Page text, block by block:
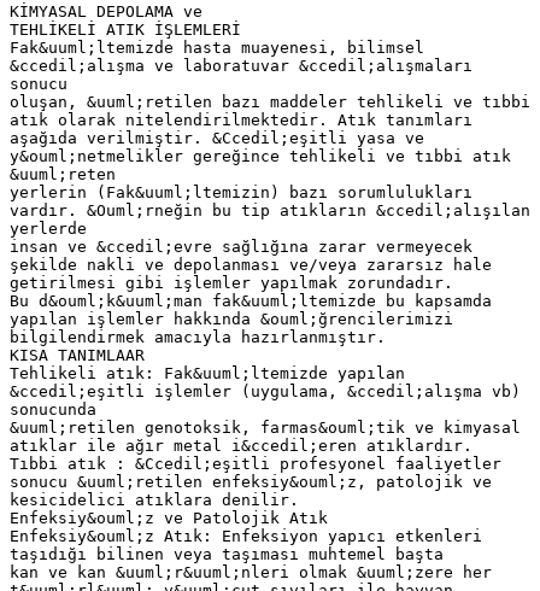
KİMYASAL DEPOLAMA ve
TEHLİKELİ ATIK İŞLEMLERİ
Fak&uuml;ltemizde hasta muayenesi, bilimsel
&ccedil;alışma ve laboratuvar &ccedil;alışmaları
sonucu
oluşan, &uuml;retilen bazı maddeler tehlikeli ve tıbbi
atık olarak nitelendirilmektedir. Atık tanımları
aşağıda verilmiştir. &Ccedil;eşitli yasa ve
y&ouml;netmelikler gereğince tehlikeli ve tıbbi atık
&uuml;reten
yerlerin (Fak&uuml;ltemizin) bazı sorumlulukları
vardır. &Ouml;rneğin bu tip atıkların &ccedil;alışılan
yerlerde
insan ve &ccedil;evre sağlığına zarar vermeyecek
şekilde nakli ve depolanması ve/veya zararsız hale
getirilmesi gibi işlemler yapılmak zorundadır.
Bu d&ouml;k&uuml;man fak&uuml;ltemizde bu kapsamda
yapılan işlemler hakkında &ouml;ğrencilerimizi
bilgilendirmek amacıyla hazırlanmıştır.
KISA TANIMLAAR
Tehlikeli atık: Fak&uuml;ltemizde yapılan
&ccedil;eşitli işlemler (uygulama, &ccedil;alışma vb)
sonucunda
&uuml;retilen genotoksik, farmas&ouml;tik ve kimyasal
atıklar ile ağır metal i&ccedil;eren atıklardır.
Tıbbi atık : &Ccedil;eşitli profesyonel faaliyetler
sonucu &uuml;retilen enfeksiy&ouml;z, patolojik ve
kesicidelici atıklara denilir.
Enfeksiy&ouml;z ve Patolojik Atık
Enfeksiy&ouml;z Atık: Enfeksiyon yapıcı etkenleri
taşıdığı bilinen veya taşıması muhtemel başta
kan ve kan &uuml;r&uuml;nleri olmak &uuml;zere her